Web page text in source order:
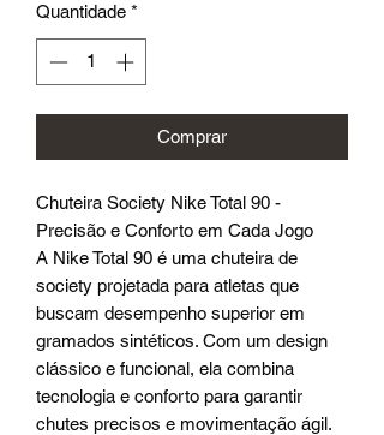
Quantidade *
Comprar
Chuteira Society Nike Total 90 -
Precisão e Conforto em Cada Jogo
A Nike Total 90 é uma chuteira de
society projetada para atletas que
buscam desempenho superior em
gramados sintéticos. Com um design
clássico e funcional, ela combina
tecnologia e conforto para garantir
chutes precisos e movimentação ágil.